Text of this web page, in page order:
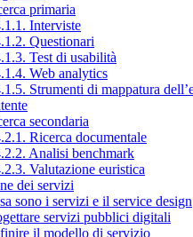
primaria
Interviste
Questionari
Test di usabilità
Web analytics
Strumenti di mappatura
secondaria
Ricerca documentale
Analisi benchmark
Valutazione euristica
dei servizi
sono i servizi e il service design
servizi pubblici digitali
il modello di servizio